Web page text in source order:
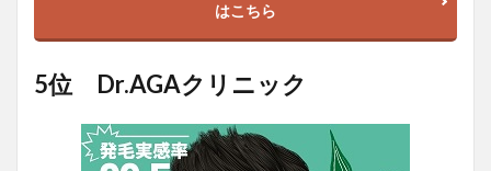
はこちら
5位 Dr.AGAクリニック